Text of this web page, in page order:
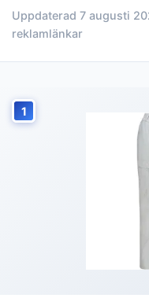
Uppdaterad 7 augusti
reklamlänkar
1